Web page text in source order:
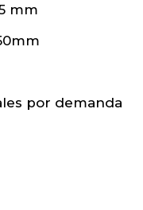
mm
por demanda